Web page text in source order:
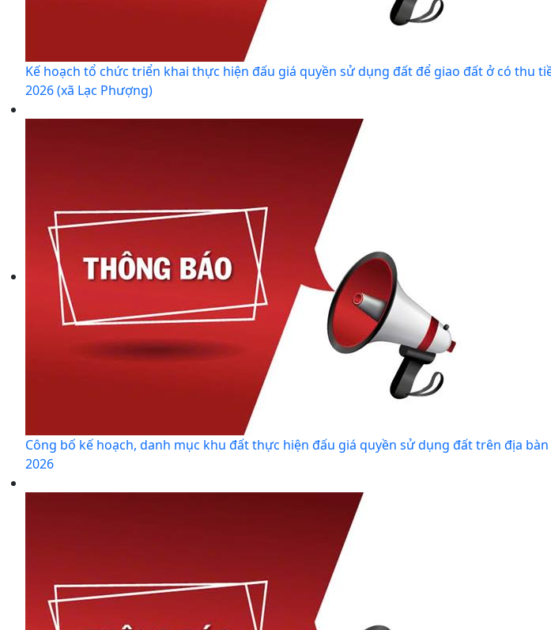
Kế hoạch tổ chức triển khai thực hiện đấu giá quyền sử dụng đất để giao đất ở có thu
2026 (xã Lạc Phượng)
Công bố kế hoạch, danh mục khu đất thực hiện đấu giá quyền sử dụng đất trên địa
2026